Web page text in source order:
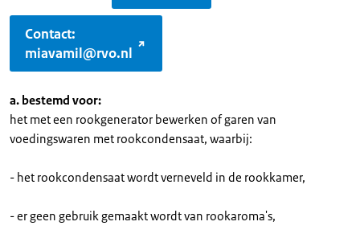
Contact:
miavamil@rvo.nl
a. bestemd voor:
het met een rookgenerator bewerken of garen van
voedingswaren met rookcondensaat, waarbij:
- het rookcondensaat wordt verneveld in de rookkamer,
- er geen gebruik gemaakt wordt van rookaroma's,